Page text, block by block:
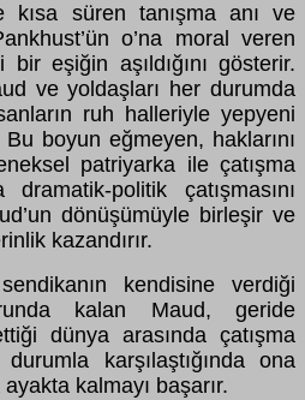
kısa süren tanışma anı ve
o’na moral veren
eşiğin aşıldığını gösterir.
ve yoldaşları her durumda
ruh halleriyle yepyeni
boyun eğmeyen, haklarını
patriyarka ile çatışma
politik çatışmasını
dönüşümüyle birleşir ve
kazandırır.
kendisine verdiği
kalan Maud, geride
dünya arasında çatışma
karşılaştığında ona
kalmayı başarır.